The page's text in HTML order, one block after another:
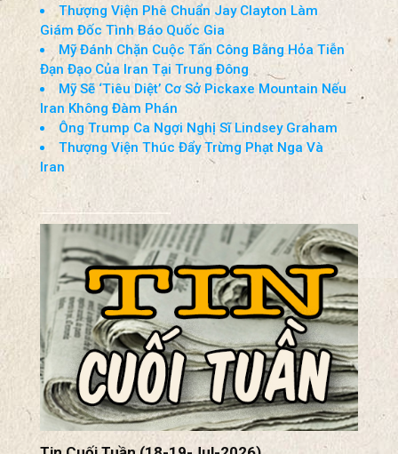
Thượng Viện Phê Chuẩn Jay Clayton Làm
Giám Đốc Tình Báo Quốc Gia
Mỹ Đánh Chặn Cuộc Tấn Công Bằng Hỏa Tiễn
Đạn Đạo Của Iran Tại Trung Đông
Mỹ Sẽ ‘Tiêu Diệt’ Cơ Sở Pickaxe Mountain Nếu
Iran Không Đàm Phán
Ông Trump Ca Ngợi Nghị Sĩ Lindsey Graham
Thượng Viện Thúc Đẩy Trừng Phạt Nga Và
Iran